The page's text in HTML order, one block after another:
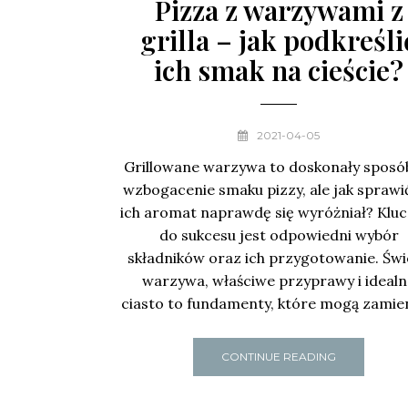
Pizza z warzywami z
grilla – jak
ich smak na cieście?
2021-04-05
Grillowane warzywa to doskonały
wzbogacenie smaku pizzy, ale jak
ich aromat naprawdę się wyróżniał?
do sukcesu jest odpowiedni wybór
składników oraz ich przygotowanie.
warzywa, właściwe przyprawy i
ciasto to fundamenty, które mogą
CONTINUE READING